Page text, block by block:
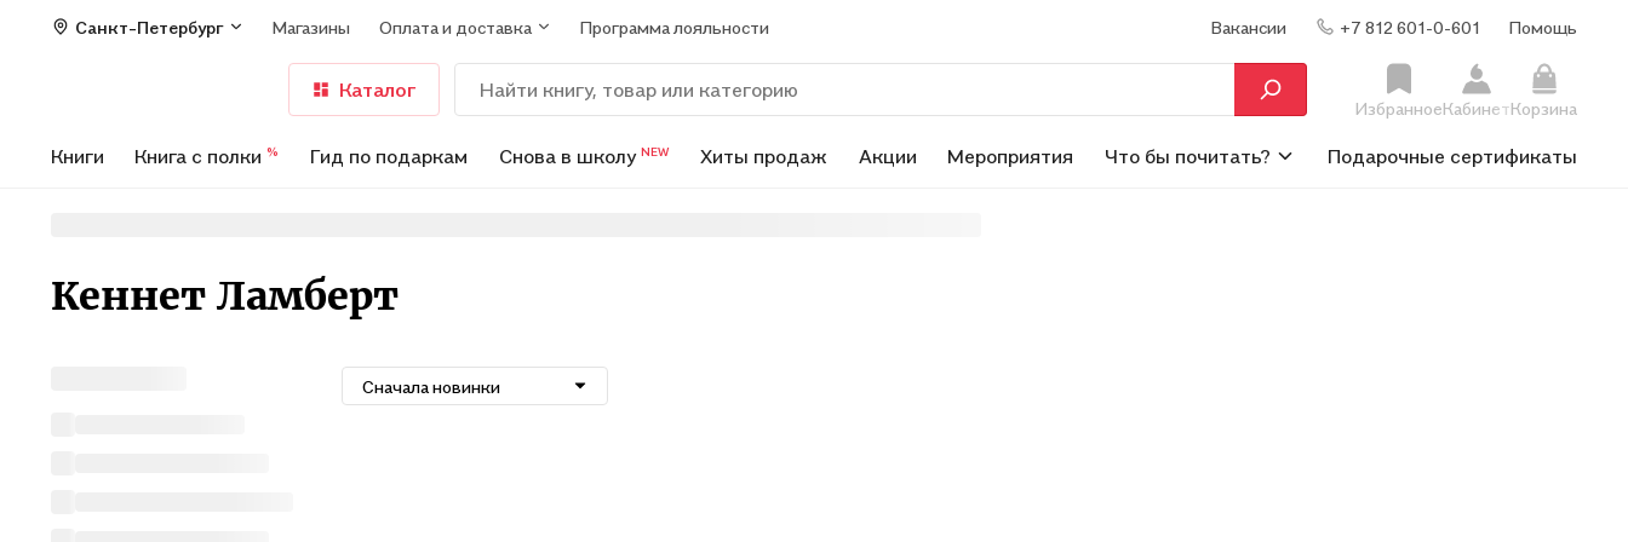
Санкт-Петербург Магазины Оплата и доставка Программа лояльности Вакансии +7 812 601-0-601 Помощь
Каталог
ИзбранноеКабинетКорзина
Книги Книга с полки % Гид по подаркам Снова в школу NEW Хиты продаж Акции Мероприятия Что бы почитать? Подарочные сертификаты
Кеннет Ламберт
Сначала новинки